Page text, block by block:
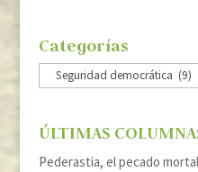
Categorías
Categorías
ÚLTIMAS
Pederastia, el pecado